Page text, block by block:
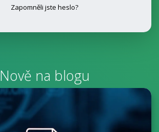
Zapomněli jste heslo?
Nově na blogu